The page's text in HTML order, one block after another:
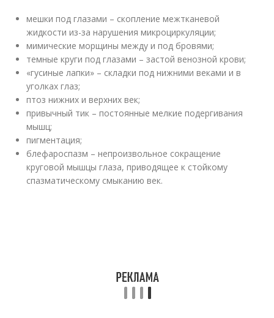
мешки под глазами – скопление межтканевой
жидкости из-за нарушения микроциркуляции;
мимические морщины между и под бровями;
темные круги под глазами – застой венозной крови;
«гусиные лапки» – складки под нижними веками и в
уголках глаз;
птоз нижних и верхних век;
привычный тик – постоянные мелкие подергивания
мышц;
пигментация;
блефароспазм – непроизвольное сокращение
круговой мышцы глаза, приводящее к стойкому
спазматическому смыканию век.